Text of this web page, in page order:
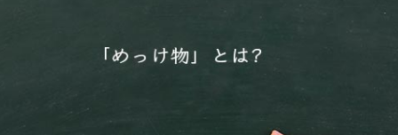
「めっけ物」の表現の使い方
「めっけ物」の類語や言い換え